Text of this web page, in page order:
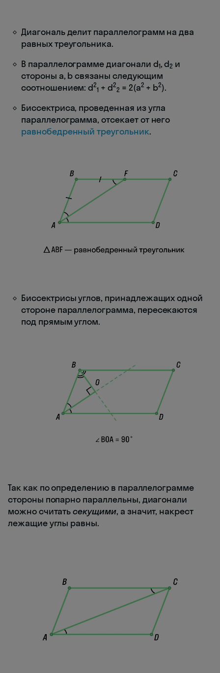
Диагональ делит параллелограмм на два
равных треугольника.
В параллелограмме диагонали d1, d2 и
стороны a, b связаны следующим
соотношением: d2
1 + d2
2 = 2(a2 + b2).
Биссектриса, проведенная из угла
параллелограмма, отсекает от него
равнобедренный треугольник.
Биссектрисы углов, принадлежащих одной
стороне параллелограмма, пересекаются
под прямым углом.
Так как по определению в параллелограмме
стороны попарно параллельны, диагонали
можно считатьсекущими, а значит, накрест
лежащие углы равны.